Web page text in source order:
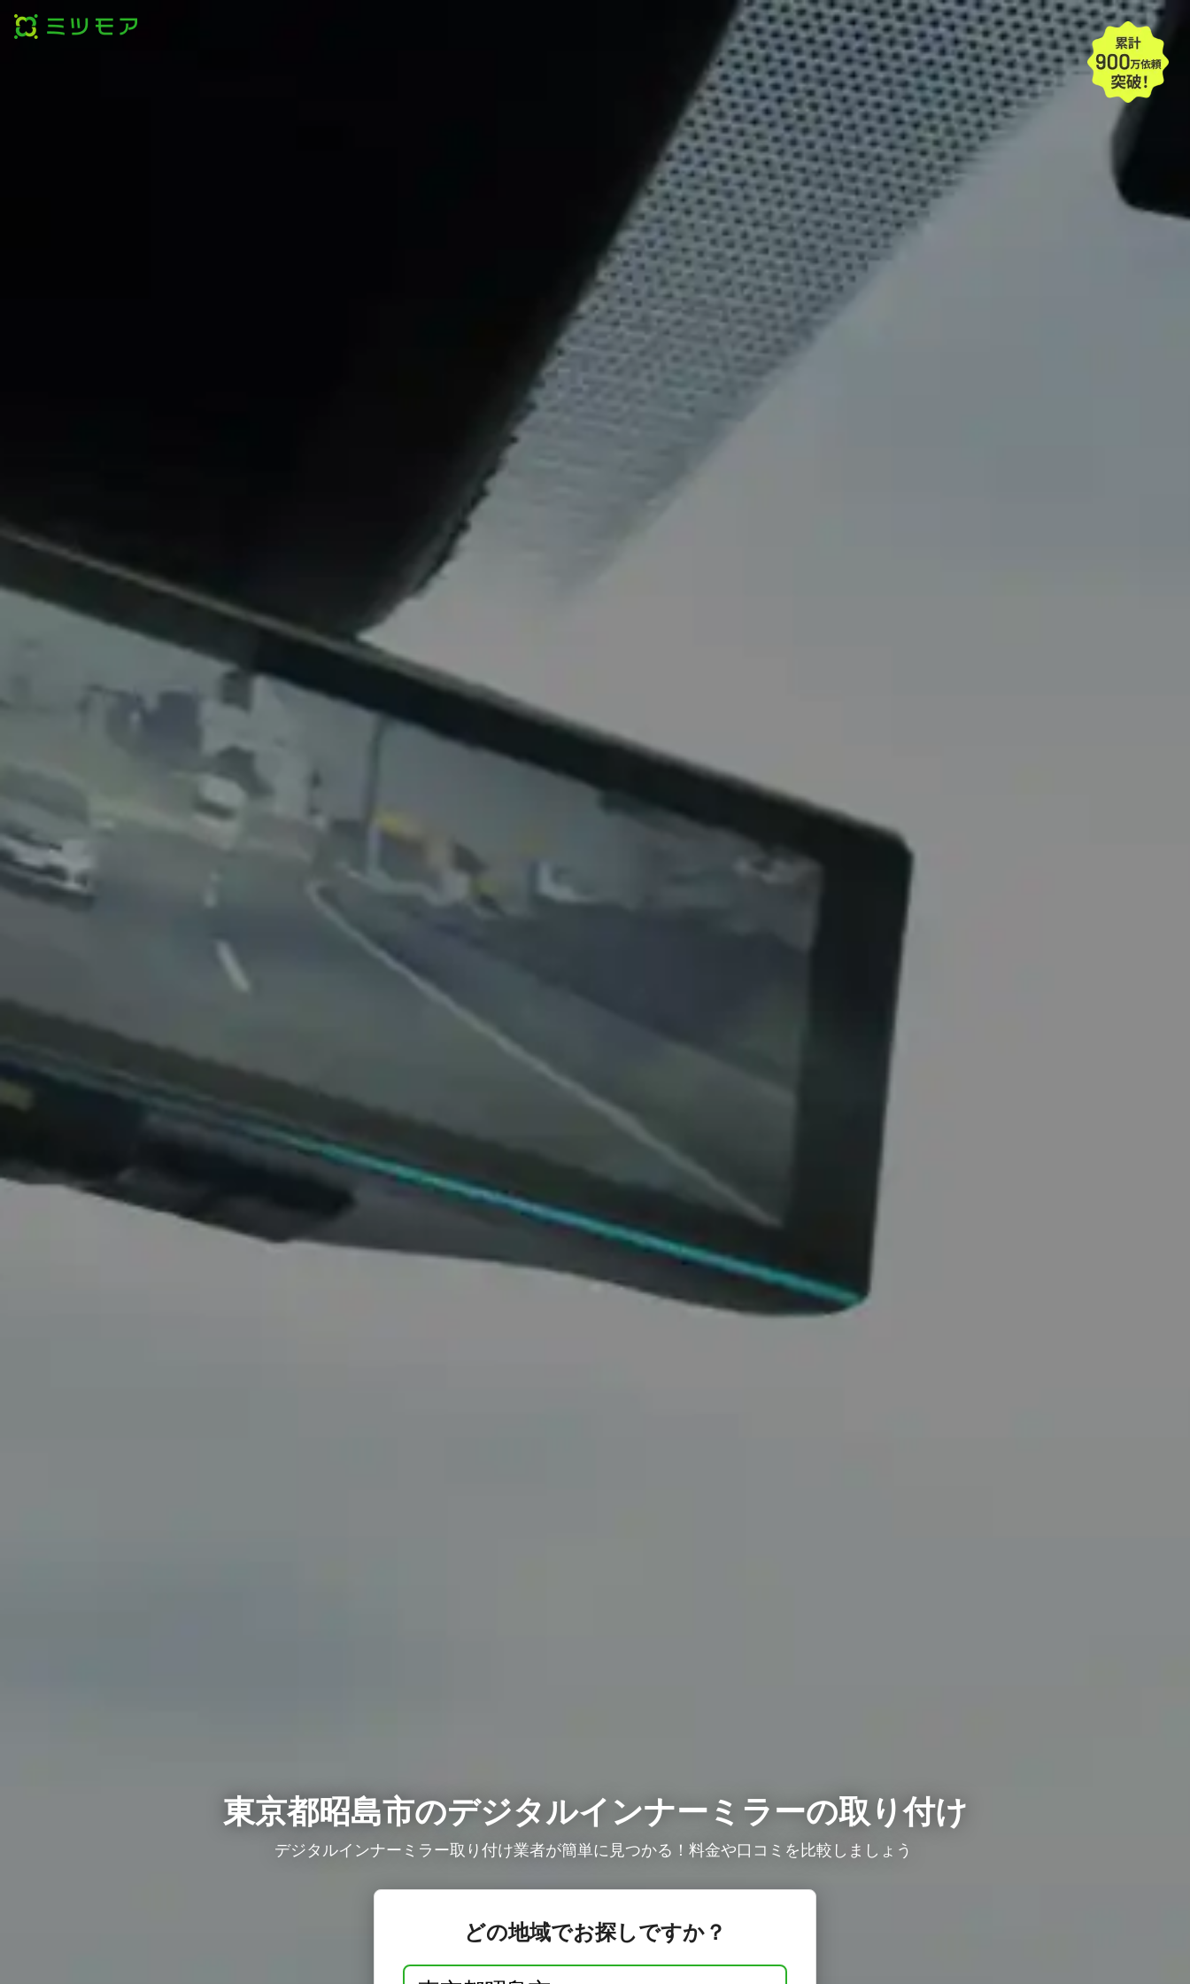
東京都昭島市のデジタルインナーミラーの取り付け
デジタルインナーミラー取り付け業者が簡単に見つかる！料金や口コミを比較しましょう ​
どの地域でお探しですか？